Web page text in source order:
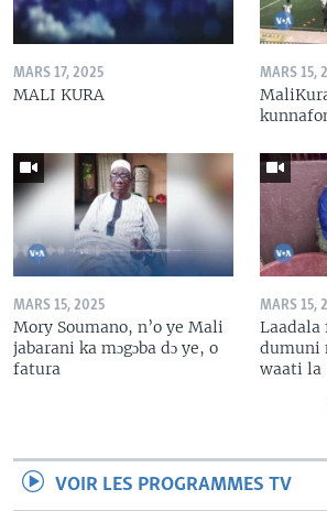
MARS 17, 2025
MALI KURA
MARS 15,
MARS 15, 2025
Mory Soumano, n’o ye Mali
jabarani ka mɔgɔba dɔ ye, o
fatura
MARS 15,
dumuni
waati la
VOIR LES PROGRAMMES TV